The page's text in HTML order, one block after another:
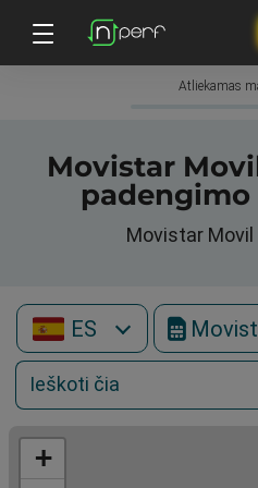
Atliekamas
Movistar
padengimo
Movistar
ES
+